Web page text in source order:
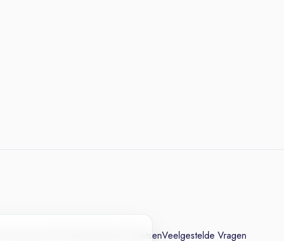
CV Vacature PlaatsenVeelgestelde Vragen